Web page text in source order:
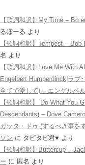
【歌詞和訳】My Time – Bo
るぼーる より
【歌詞和訳】Tempest –
名 より
【歌詞和訳】Love Me With
Engelbert Humperdinck|ラブ
全てで愛して) – エンゲルベ
【歌詞和訳】 Do What You
Descendants) – Dove
ガッタ・ドゥ (するべき事を
ソン に タピタピ君♥️ より
【歌詞和訳】Buttercup –
ー に 匿名 より